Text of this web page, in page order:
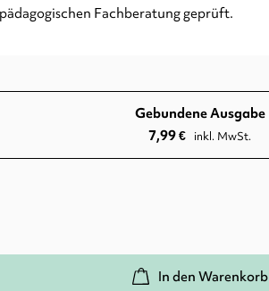
Fachberatung geprüft.
Gebundene Ausgabe
7,99€ inkl. MwSt.
In den Warenkorb